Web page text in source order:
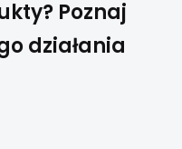
Poznaj
działania